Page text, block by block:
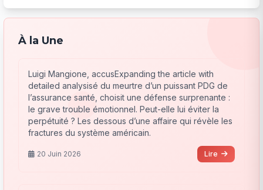
À la Une
Luigi Mangione, accusExpanding the article with
detailed analysisé du meurtre d’un puissant PDG de
l’assurance santé, choisit une défense surprenante :
le grave trouble émotionnel. Peut-elle lui éviter la
perpétuité ? Les dessous d’une affaire qui révèle les
fractures du système américain.
20 Juin 2026 Lire